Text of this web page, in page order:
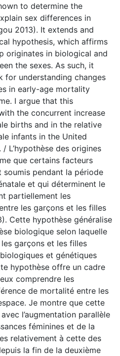
to determine the
sex differences in
2013). It extends and
hypothesis, which affirms
originates in biological and
the sexes. As such, it
for understanding changes
in early-age mortality
I argue that this
the concurrent increase
births and in the relative
infants in the United
L’hypothèse des origines
que certains facteurs
soumis pendant la période
et qui déterminent le
partiellement les
les garçons et les filles
Cette hypothèse généralise
biologique selon laquelle
garçons et les filles
et génétiques
hypothèse offre un cadre
comprendre les
de mortalité entre les
Je montre que cette
l’augmentation parallèle
féminines et de la
relativement à cette des
la fin de la deuxième